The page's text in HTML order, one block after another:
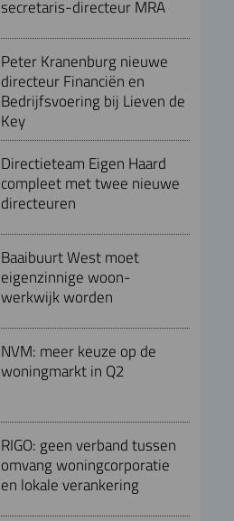
secretaris-directeur MRA
Peter Kranenburg nieuwe
directeur Financiën en
Bedrijfsvoering bij Lieven de
Key
Directieteam Eigen Haard
compleet met twee nieuwe
directeuren
Baaibuurt West moet
eigenzinnige woon-
werkwijk worden
NVM: meer keuze op de
woningmarkt in Q2
RIGO: geen verband tussen
omvang woningcorporatie
en lokale verankering